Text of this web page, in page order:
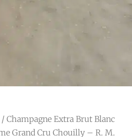
/ Champagne Extra Brut Blanc
Grand Cru Chouilly – R. M.